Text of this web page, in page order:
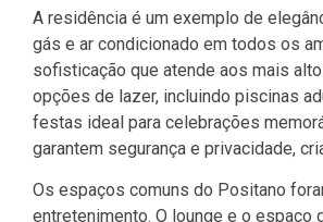
A residência é um exemplo de
gás e ar condicionado em todos os
sofisticação que atende aos mais
opções de lazer, incluindo piscinas
festas ideal para celebrações
garantem segurança e privacidade,
Os espaços comuns do Positano
entretenimento. O lounge e o